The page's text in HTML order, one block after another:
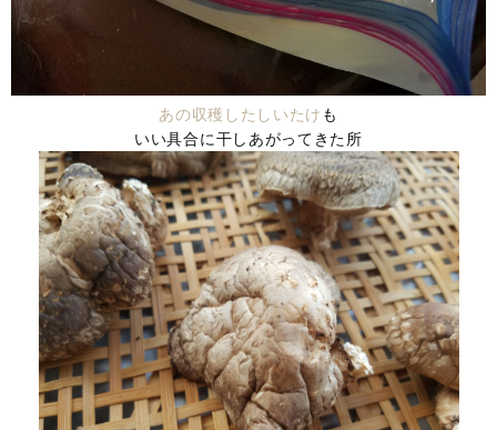
あの収穫したしいたけ も
いい具合に干しあがってきた所